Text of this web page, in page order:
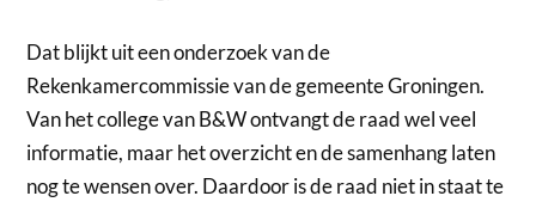
Dat blijkt uit een onderzoek van de
Rekenkamercommissie van de gemeente Groningen.
Van het college van B&W ontvangt de raad wel veel
informatie, maar het overzicht en de samenhang laten
nog te wensen over. Daardoor is de raad niet in staat te